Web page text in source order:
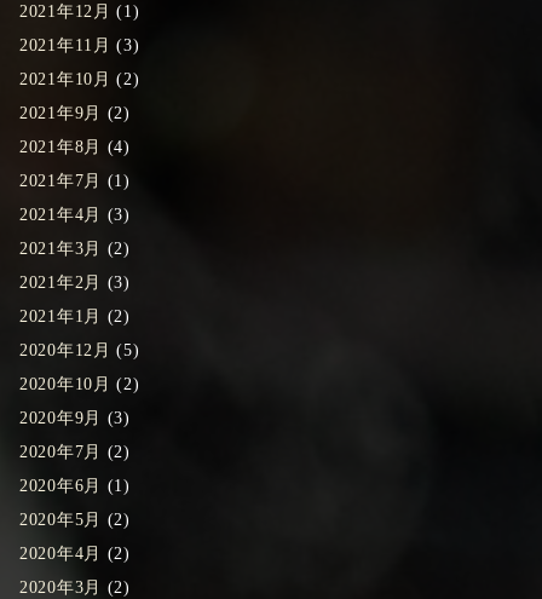
2021年12月 (1)
2021年11月 (3)
2021年10月 (2)
2021年9月
(2)
2021年8月
(4)
2021年7月
(1)
2021年4月
(3)
2021年3月
(2)
2021年2月
(3)
2021年1月
(2)
2020年12月 (5)
2020年10月 (2)
2020年9月
(3)
2020年7月
(2)
2020年6月
(1)
2020年5月
(2)
2020年4月
(2)
2020年3月
(2)